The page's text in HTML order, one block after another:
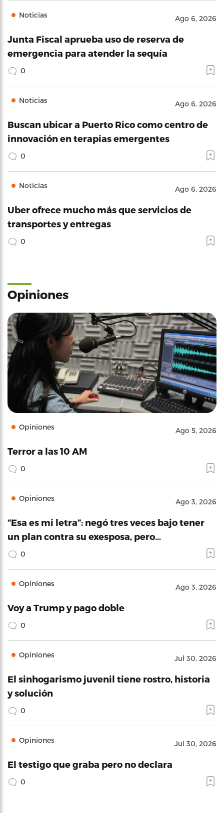
Noticias Ago 6, 2026
Junta Fiscal aprueba uso de reserva de
emergencia para atender la sequía
0
Noticias Ago 6, 2026
Buscan ubicar a Puerto Rico como centro de
innovación en terapias emergentes
0
Noticias Ago 6, 2026
Uber ofrece mucho más que servicios de
transportes y entregas
0
Opiniones
Opiniones Ago 5, 2026
Terror a las 10 AM
0
Opiniones Ago 3, 2026
“Esa es mi letra”: negó tres veces bajo tener
un plan contra su exesposa, pero…
0
Opiniones Ago 3, 2026
Voy a Trump y pago doble
0
Opiniones Jul 30, 2026
El sinhogarismo juvenil tiene rostro, historia
y solución
0
Opiniones Jul 30, 2026
El testigo que graba pero no declara
0